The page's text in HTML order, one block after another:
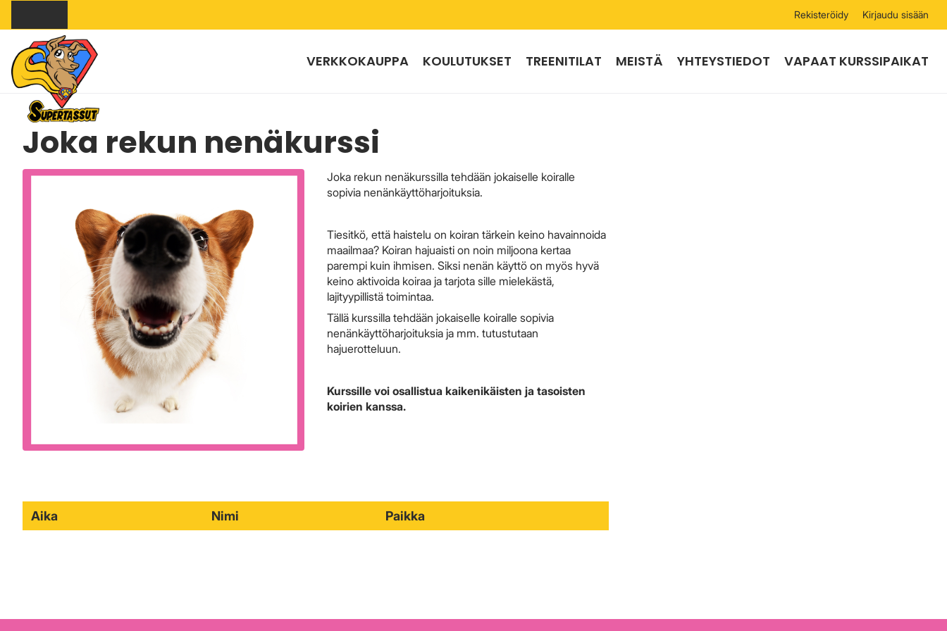
Rekisteröidy Kirjaudu sisään
VERKKOKAUPPA KOULUTUKSET TREENITILAT MEISTÄ YHTEYSTIEDOT VAPAAT KURSSIPAIKAT
Joka rekun nenäkurssi
Joka rekun nenäkurssilla tehdään jokaiselle koiralle
sopivia nenänkäyttöharjoituksia.
Tiesitkö, että haistelu on koiran tärkein keino havainnoida
maailmaa? Koiran hajuaisti on noin miljoona kertaa
parempi kuin ihmisen. Siksi nenän käyttö on myös hyvä
keino aktivoida koiraa ja tarjota sille mielekästä,
lajityypillistä toimintaa.
Tällä kurssilla tehdään jokaiselle koiralle sopivia
nenänkäyttöharjoituksia ja mm. tutustutaan
hajuerotteluun.
Kurssille voi osallistua kaikenikäisten ja tasoisten
koirien kanssa.
Aika Nimi Paikka